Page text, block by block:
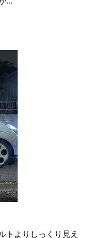
トよりしっくり見え